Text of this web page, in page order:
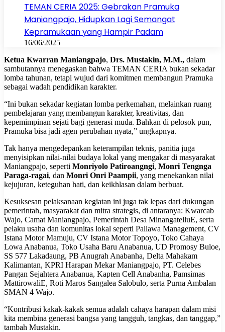
TEMAN CERIA 2025: Gebrakan Pramuka
Maniangpajo, Hidupkan Lagi Semangat
Kepramukaan yang Hampir Padam
16/06/2025
Ketua Kwarran Maniangpajo, Drs. Mustakin, M.M., dalam
sambutannya menegaskan bahwa TEMAN CERIA bukan sekadar
lomba tahunan, tetapi wujud dari komitmen membangun Pramuka
sebagai wadah pendidikan karakter.
“Ini bukan sekadar kegiatan lomba perkemahan, melainkan ruang
pembelajaran yang membangun karakter, kreativitas, dan
kepemimpinan sejati bagi generasi muda. Bahkan di pelosok pun,
Pramuka bisa jadi agen perubahan nyata,” ungkapnya.
Tak hanya mengedepankan keterampilan teknis, panitia juga
menyisipkan nilai-nilai budaya lokal yang mengakar di masyarakat
Maniangpajo, seperti Monriyolo Patiroangngi, Monri Tengnga
Paraga-ragai, dan Monri Onri Paampii, yang menekankan nilai
kejujuran, keteguhan hati, dan keikhlasan dalam berbuat.
Kesuksesan pelaksanaan kegiatan ini juga tak lepas dari dukungan
pemerintah, masyarakat dan mitra strategis, di antaranya: Kwarcab
Wajo, Camat Maniangpajo, Pemerintah Desa MinangatelluE, serta
pelaku usaha dan komunitas lokal seperti Pallawa Management, CV
Istana Motor Mamuju, CV Istana Motor Topoyo, Toko Cahaya
Lowa Anabanua, Toko Usaha Baru Anabanua, UD Promosy Buloe,
SS 577 Lakadaung, PB Anugrah Anabanha, Delta Mahakam
Kalimantan, KPRI Harapan Mekar Maniangpajo, PT. Celebes
Pangan Sejahtera Anabanua, Kapten Cell Anabanha, Pamsimas
MattirowaliE, Roti Maros Sangalea Salobulo, serta Purna Ambalan
SMAN 4 Wajo.
“Kontribusi kakak-kakak semua adalah cahaya harapan dalam misi
kita membina generasi bangsa yang tangguh, tangkas, dan tanggap,”
tambah Mustakin.